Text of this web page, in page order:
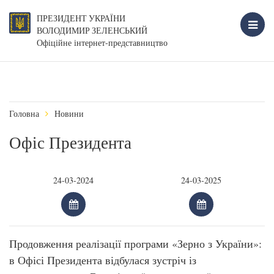
ПРЕЗИДЕНТ УКРАЇНИ
ВОЛОДИМИР ЗЕЛЕНСЬКИЙ
Офіційне інтернет-представництво
Головна Новини
Офіс Президента
Продовження реалізації програми «Зерно з України»:
в Офісі Президента відбулася зустріч із